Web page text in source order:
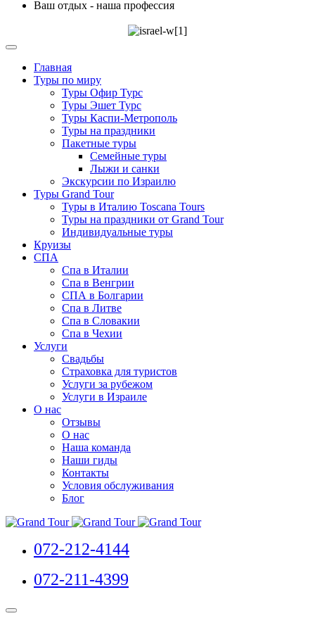
Ваш отдых - наша профессия
Главная
Туры по миру
Туры Офир Турс
Туры Эшет Турс
Туры Каспи-Метрополь
Туры на праздники
Пакетные туры
Семейные туры
Лыжи и санки
Экскурсии по Израилю
Туры Grand Tour
Туры в Италию Toscana Tours
Туры на праздники от Grand Tour
Индивидуальные туры
Круизы
СПА
Спа в Италии
Спа в Венгрии
СПА в Болгарии
Спа в Литве
Спа в Словакии
Спа в Чехии
Услуги
Свадьбы
Страховка для туристов
Услуги за рубежом
Услуги в Израиле
О нас
Отзывы
О нас
Наша команда
Наши гиды
Контакты
Условия обслуживания
Блог
072-212-4144
072-211-4399